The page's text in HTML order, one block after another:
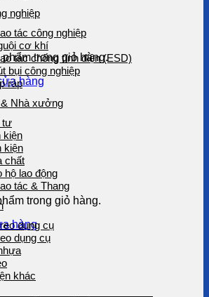
trong giỏ hàng.
hàng
trong giỏ hàng.
hàng
nghiệp
tác công nghiệp
cơ khí
tác chống tĩnh điện (ESD)
bụi công nghiệp
ráp
Nhà xưởng
tư
kiện
kiện
chất
hộ lao động
tác & Thang
dụng cụ
dụng cụ
khác